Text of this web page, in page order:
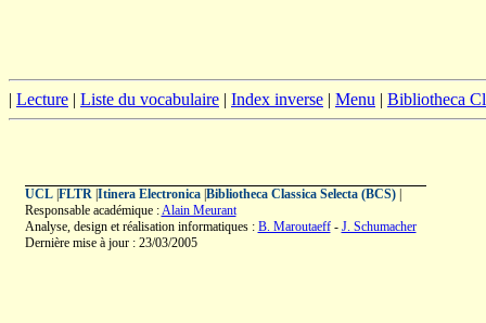
| Lecture | Liste du vocabulaire | Index inverse | Menu | Bibliotheca
UCL| FLTR| Itinera Electronica| Bibliotheca Classica Selecta (BCS)|
Responsable académique :Alain Meurant
Analyse, design et réalisation informatiques : B. Maroutaeff- J. Schumacher
Dernière mise à jour : 23/03/2005